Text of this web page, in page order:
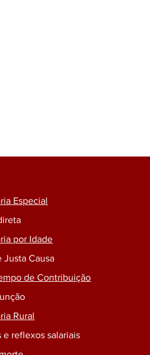
Especial
por Idade
Justa Causa
de Contribuição
Rural
e reflexos salariais